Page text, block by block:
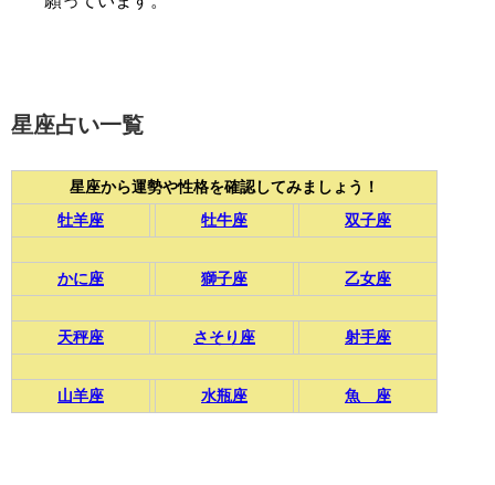
星座占い一覧
星座から運勢や性格を確認してみましょう！
牡羊座
牡牛座 双子座
かに座 獅子座 乙女座
天秤座 さそり座 射手座
山羊座 水瓶座 魚 座